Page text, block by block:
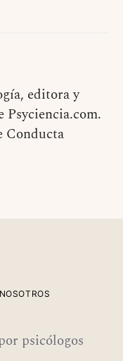
editora y
Conducta
NOSOTROS
psicólogos